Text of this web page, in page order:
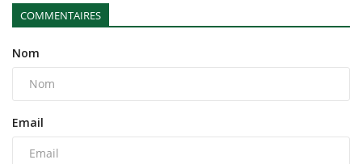
COMMENTAIRES
Nom
Email